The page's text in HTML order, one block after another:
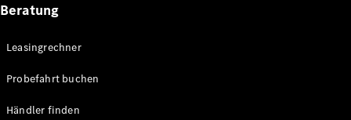
Beratung
Leasingrechner
Probefahrt buchen
Händler finden